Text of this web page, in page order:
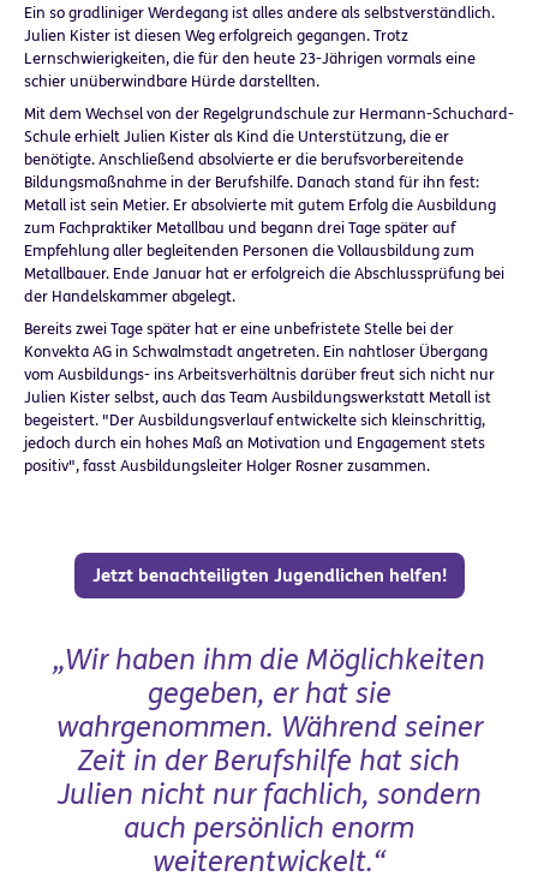
Ein so gradliniger Werdegang ist alles andere als selbstverständlich.
Julien Kister ist diesen Weg erfolgreich gegangen. Trotz
Lernschwierigkeiten, die für den heute 23-Jährigen vormals eine
schier unüberwindbare Hürde darstellten.
Mit dem Wechsel von der Regelgrundschule zur Hermann-Schuchard-
Schule erhielt Julien Kister als Kind die Unterstützung, die er
benötigte. Anschließend absolvierte er die berufsvorbereitende
Bildungsmaßnahme in der Berufshilfe. Danach stand für ihn fest:
Metall ist sein Metier. Er absolvierte mit gutem Erfolg die Ausbildung
zum Fachpraktiker Metallbau und begann drei Tage später auf
Empfehlung aller begleitenden Personen die Vollausbildung zum
Metallbauer. Ende Januar hat er erfolgreich die Abschlussprüfung bei
der Handelskammer abgelegt.
Bereits zwei Tage später hat er eine unbefristete Stelle bei der
Konvekta AG in Schwalmstadt angetreten. Ein nahtloser Übergang
vom Ausbildungs- ins Arbeitsverhältnis darüber freut sich nicht nur
Julien Kister selbst, auch das Team Ausbildungswerkstatt Metall ist
begeistert. "Der Ausbildungsverlauf entwickelte sich kleinschrittig,
jedoch durch ein hohes Maß an Motivation und Engagement stets
positiv", fasst Ausbildungsleiter Holger Rosner zusammen.
Jetzt benachteiligten Jugendlichen helfen!
„Wir haben ihm die Möglichkeiten
gegeben, er hat sie
wahrgenommen. Während seiner
Zeit in der Berufshilfe hat sich
Julien nicht nur fachlich, sondern
auch persönlich enorm
weiterentwickelt.“